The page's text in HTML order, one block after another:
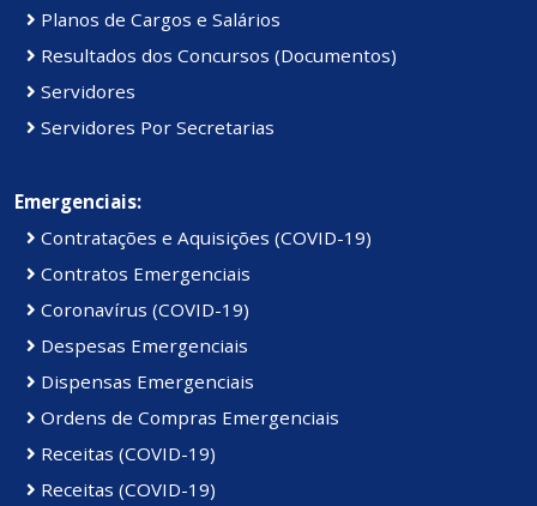
Planos de Cargos e Salários
Resultados dos Concursos (Documentos)
Servidores
Servidores Por Secretarias
Emergenciais:
Contratações e Aquisições (COVID-19)
Contratos Emergenciais
Coronavírus (COVID-19)
Despesas Emergenciais
Dispensas Emergenciais
Ordens de Compras Emergenciais
Receitas (COVID-19)
Receitas (COVID-19)